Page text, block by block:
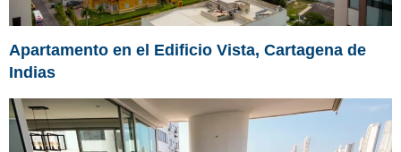
Apartamento en el Edificio Vista, Cartagena de
Indias